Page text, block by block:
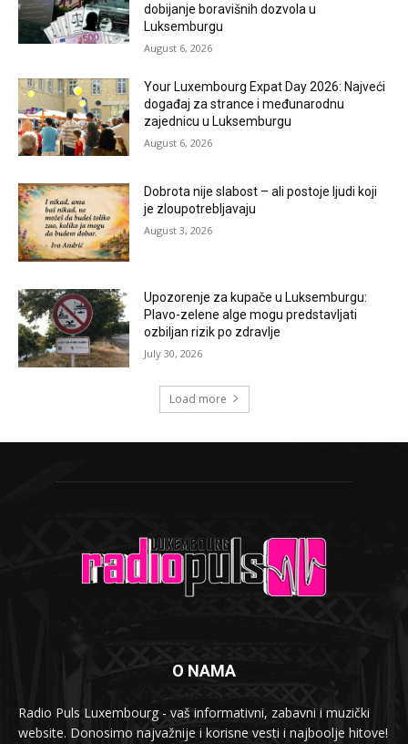
dobijanje boravišnih dozvola u
Luksemburgu
August 6, 2026
Your Luxembourg Expat Day 2026: Najveći
događaj za strance i međunarodnu
zajednicu u Luksemburgu
August 6, 2026
Dobrota nije slabost – ali postoje ljudi koji
je zloupotrebljavaju
August 3, 2026
Upozorenje za kupače u Luksemburgu:
Plavo-zelene alge mogu predstavljati
ozbiljan rizik po zdravlje
July 30, 2026
Load more
O NAMA
Radio Puls Luxembourg - vaš informativni, zabavni i muzički
website. Donosimo najvažnije i korisne vesti i najboolje hitove!